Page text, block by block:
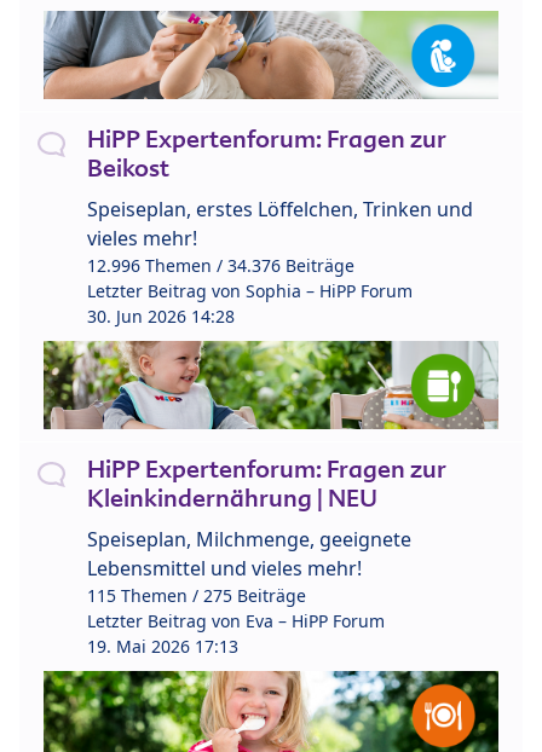
HiPP Expertenforum: Fragen zur
Beikost
Speiseplan, erstes Löffelchen, Trinken und
vieles mehr!
12.996 Themen / 34.376 Beiträge
Letzter Beitrag von Sophia – HiPP Forum
30. Jun 2026 14:28
HiPP Expertenforum: Fragen zur
Kleinkindernährung | NEU
Speiseplan, Milchmenge, geeignete
Lebensmittel und vieles mehr!
115 Themen / 275 Beiträge
Letzter Beitrag von Eva – HiPP Forum
19. Mai 2026 17:13